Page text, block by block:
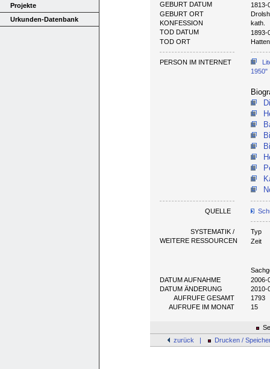
Projekte
Urkunden-Datenbank
GEBURT DATUM
GEBURT ORT
KONFESSION
kath.
TOD DATUM
TOD ORT
PERSON IM INTERNET
1950"
QUELLE
SYSTEMATIK /
WEITERE RESSOURCEN
Typ
Zeit
DATUM AUFNAHME
2006-
DATUM ÄNDERUNG
2010-
AUFRUFE GESAMT
1793
AUFRUFE IM MONAT
15
zurück |
Drucken /